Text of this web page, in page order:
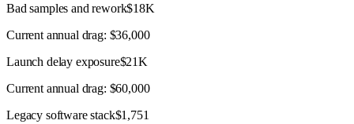
Bad samples and rework$18K
Current annual drag: $36,000
Launch delay exposure$21K
Current annual drag: $60,000
Legacy software stack$1,751